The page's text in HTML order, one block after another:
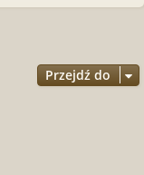
Przejdź do